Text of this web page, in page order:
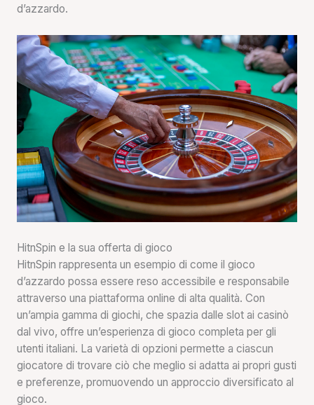
d’azzardo.
HitnSpin e la sua offerta di gioco
HitnSpin rappresenta un esempio di come il gioco
d’azzardo possa essere reso accessibile e responsabile
attraverso una piattaforma online di alta qualità. Con
un’ampia gamma di giochi, che spazia dalle slot ai casinò
dal vivo, offre un’esperienza di gioco completa per gli
utenti italiani. La varietà di opzioni permette a ciascun
giocatore di trovare ciò che meglio si adatta ai propri gusti
e preferenze, promuovendo un approccio diversificato al
gioco.